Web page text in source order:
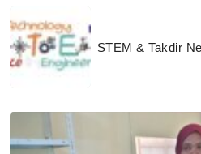
STEM & Takdir